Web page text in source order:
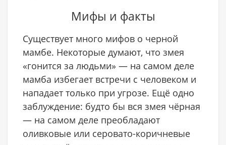
Мифы и факты
Существует много мифов о черной
мамбе. Некоторые думают, что змея
«гонится за людьми» — на самом деле
мамба избегает встречи с человеком и
нападает только при угрозе. Ещё одно
заблуждение: будто бы вся змея чёрная
— на самом деле преобладают
оливковые или серовато-коричневые